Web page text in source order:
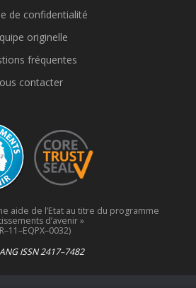
de confidentialité
originelle
fréquentes
contacter
aide de l’Etat au titre du programme
d’avenir »
ISSN 2417–7482